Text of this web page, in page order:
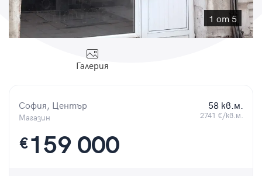
1 от 5
Галерия
София, Център
Магазин
58 кв.м.
2741 €/кв.м.
€159 000
Парола
Регистрация